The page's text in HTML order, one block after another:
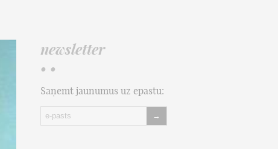
newsletter
• •
Saņemt jaunumus uz epastu:
→